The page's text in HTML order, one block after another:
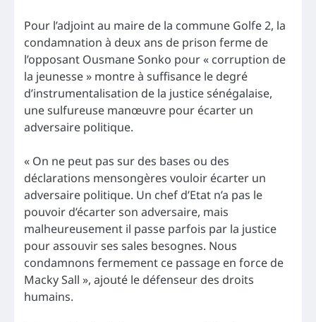
Pour l’adjoint au maire de la commune Golfe 2, la
condamnation à deux ans de prison ferme de
l’opposant Ousmane Sonko pour « corruption de
la jeunesse » montre à suffisance le degré
d’instrumentalisation de la justice sénégalaise,
une sulfureuse manœuvre pour écarter un
adversaire politique.
« On ne peut pas sur des bases ou des
déclarations mensongères vouloir écarter un
adversaire politique. Un chef d’Etat n’a pas le
pouvoir d’écarter son adversaire, mais
malheureusement il passe parfois par la justice
pour assouvir ses sales besognes. Nous
condamnons fermement ce passage en force de
Macky Sall », ajouté le défenseur des droits
humains.